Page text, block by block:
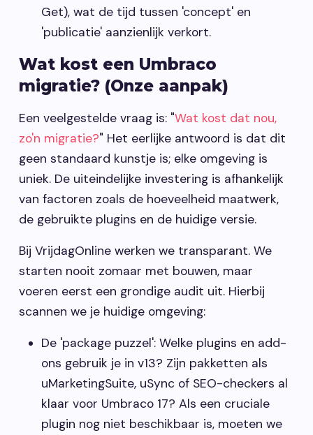
Get), wat de tijd tussen 'concept' en
'publicatie' aanzienlijk verkort.
Wat kost een Umbraco
migratie? (Onze aanpak)
Een veelgestelde vraag is: "Wat kost dat nou,
zo'n migratie?" Het eerlijke antwoord is dat dit
geen standaard kunstje is; elke omgeving is
uniek. De uiteindelijke investering is afhankelijk
van factoren zoals de hoeveelheid maatwerk,
de gebruikte plugins en de huidige versie.
Bij VrijdagOnline werken we transparant. We
starten nooit zomaar met bouwen, maar
voeren eerst een grondige audit uit. Hierbij
scannen we je huidige omgeving:
De 'package puzzel': Welke plugins en add-
ons gebruik je in v13? Zijn pakketten als
uMarketingSuite, uSync of SEO-checkers al
klaar voor Umbraco 17? Als een cruciale
plugin nog niet beschikbaar is, moeten we